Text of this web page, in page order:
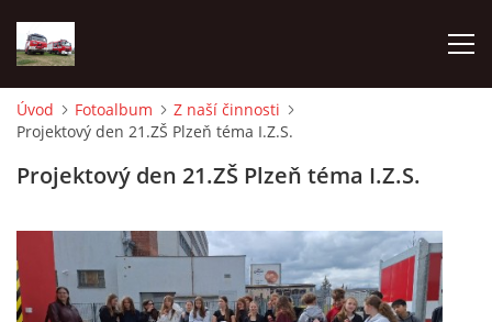
TECHNIKA
VÝCVIK JPO
Úvod Fotoalbum
Z naší činnosti
Projektový den 21.ZŠ Plzeň téma I.Z.S.
Projektový den 21.ZŠ Plzeň téma I.Z.S.